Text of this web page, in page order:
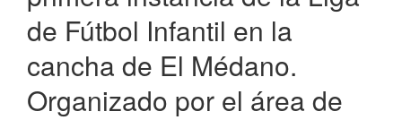
de Fútbol Infantil en la
cancha de El Médano.
Organizado por el área de